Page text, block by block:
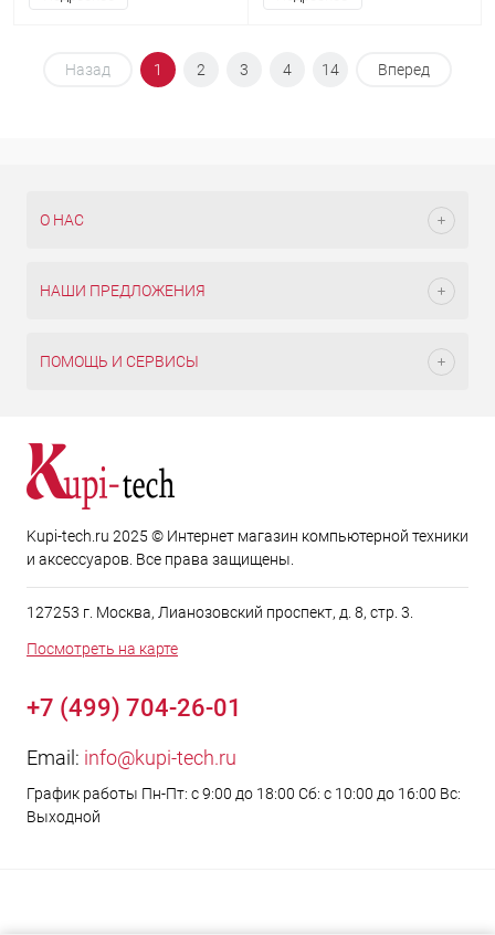
Назад 1 2 3 4 14 Вперед
О НАС
НАШИ ПРЕДЛОЖЕНИЯ
ПОМОЩЬ И СЕРВИСЫ
Kupi-tech.ru 2025 © Интернет магазин компьютерной техники
и аксессуаров. Все права защищены.
127253 г. Москва, Лианозовский проспект, д. 8, стр. 3.
Посмотреть на карте
+7 (499) 704-26-01
Email: info@kupi-tech.ru
График работы Пн-Пт: с 9:00 до 18:00 Сб: с 10:00 до 16:00 Вс:
Выходной